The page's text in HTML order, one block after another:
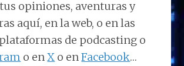
opiniones, aventuras y
aquí, en la web, o en las
de podcasting o
o enX o enFacebook…